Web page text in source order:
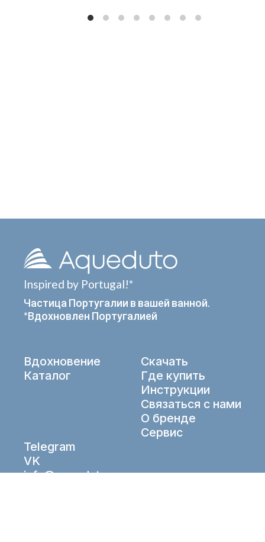
Inspired by Portugal!*
Частица Португалии в вашей ванной.
*Вдохновлен Португалией
Вдохновение
Каталог
Скачать
Где купить
Инструкции
Связаться с нами
О бренде
Сервис
Telegram
VK
info@aqueduto.ru